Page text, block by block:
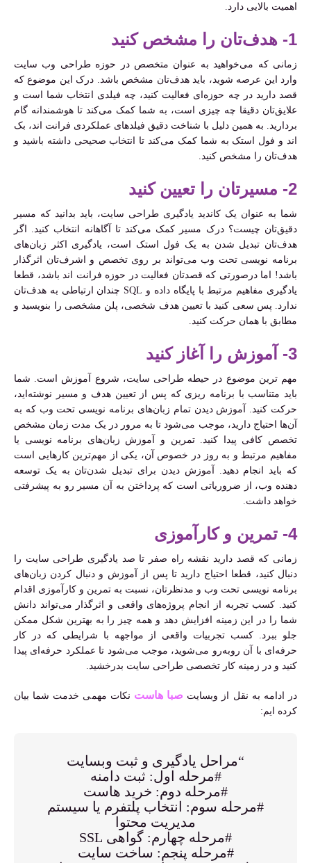
اهمیت بالایی دارد.
1- هدف‌تان را مشخص کنید
زمانی که می‌خواهید به عنوان متخصص در حوزه طراحی وب سایت
وارد این عرصه شوید، باید هدف‌تان مشخص باشد. درک این موضوع که
قصد دارید در چه حوزه‌ای فعالیت کنید، چه فیلدی انتخاب شما است و
علایق‌تان دقیقا چه چیزی است، به شما کمک می‌کند تا هوشمندانه گام
بردارید. به همین دلیل با شناخت دقیق فیلدهای عملکردی فرانت اند، بک
اند و فول استک به شما کمک می‌کند تا انتخاب صحیحی داشته باشید و
هدف‌تان را مشخص کنید.
2- مسیرتان را تعیین کنید
شما به عنوان یک کاندید یادگیری طراحی سایت، باید بدانید که مسیر
دقیق‌تان چیست؟ درک مسیر کمک می‌کند تا آگاهانه انتخاب کنید. اگر
هدف‌تان تبدیل شدن به یک فول استک است، یادگیری اکثر زبان‌های
برنامه نویسی تحت وب می‌تواند بر روی تخصص و اشرف‌تان اثرگذار
باشد! اما درصورتی که قصدتان فعالیت در حوزه فرانت اند باشد، قطعا
یادگیری مفاهیم مرتبط با پایگاه داده و SQL چندان ارتباطی به هدف‌تان
ندارد. پس سعی کنید با تعیین هدف شخصی، پلن مشخصی را بنویسید و
مطابق با همان حرکت کنید.
3- آموزش را آغاز کنید
مهم ترین موضوع در حیطه طراحی سایت، شروع آموزش است. شما
باید متناسب با برنامه ریزی که پس از تعیین هدف و مسیر نوشته‌اید،
حرکت کنید. آموزش دیدن تمام زبان‌های برنامه نویسی تحت وب که به
آن‌ها احتیاج دارید، موجب می‌شود تا به مرور در یک مدت زمان مشخص
تخصص کافی پیدا کنید. تمرین و آموزش زبان‌های برنامه نویسی یا
مفاهیم مرتبط و به روز در خصوص آن، یکی از مهم‌ترین کارهایی است
که باید انجام دهید. آموزش دیدن برای تبدیل شدن‌تان به یک توسعه
دهنده وب، از ضروریاتی است که پرداختن به آن مسیر رو به پیشرفتی
خواهد داشت.
4- تمرین و کارآموزی
زمانی که قصد دارید نقشه راه صفر تا صد یادگیری طراحی سایت را
دنبال کنید، قطعا احتیاج دارید تا پس از آموزش و دنبال کردن زبان‌های
برنامه نویسی تحت وب و مدنظرتان، نسبت به تمرین و کارآموزی اقدام
کنید. کسب تجربه از انجام پروژه‌های واقعی و اثرگذار می‌تواند دانش
شما را در این زمینه افزایش دهد و همه چیز را به بهترین شکل ممکن
جلو ببرد. کسب تجربیات واقعی از مواجهه با شرایطی که در کار
حرفه‌ای با آن روبه‌رو می‌شوید، موجب می‌شود تا عملکرد حرفه‌ای پیدا
کنید و در زمینه کار تخصصی طراحی سایت بدرخشید.
در ادامه به نقل از وبسایت صبا هاست نکات مهمی خدمت شما بیان
کرده ایم:
“مراحل یادگیری و ثبت وبسایت
#مرحله اول: ثبت دامنه
#مرحله دوم: خرید هاست
#مرحله سوم: انتخاب پلتفرم یا سیستم
مدیریت محتوا
#مرحله چهارم: گواهی SSL
#مرحله پنجم: ساخت سایت